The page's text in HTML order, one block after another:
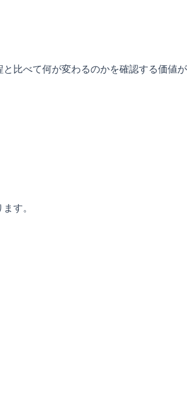
比べて何が変わるのかを確認する価値が
す。